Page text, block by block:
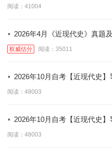
阅读：41004
· 2026年4月《近现代史》真题
权威估分 阅读：35011
· 2026年10月自考【近现代史】
阅读：48003
· 2026年10月自考【近现代史】
阅读：48003